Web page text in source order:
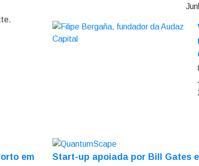
em
Start-up apoiada por Bill Gates